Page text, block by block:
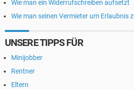
Wie man ein Widerrufschreiben aufsetzt
Wie man seinen Vermieter um Erlaubnis
UNSERE TIPPS FÜR
Minijobber
Rentner
Eltern